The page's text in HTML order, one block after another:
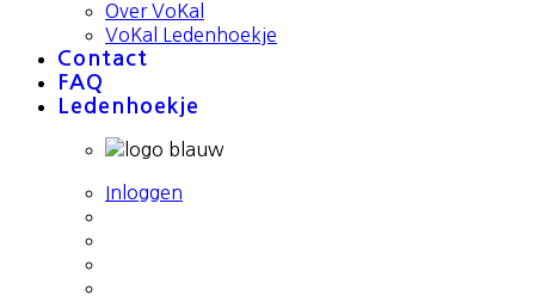
Over VoKal
VoKal Ledenhoekje
Contact
FAQ
Ledenhoekje
Inloggen